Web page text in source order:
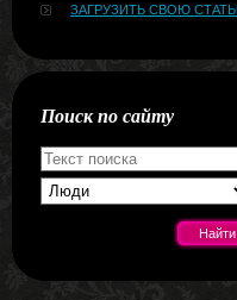
ЗАГРУЗИТЬ СВОЮ
Поиск по сайту